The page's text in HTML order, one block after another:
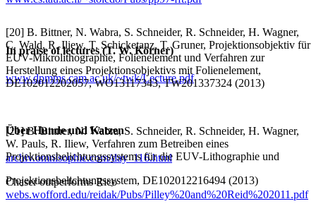
In praise of lectures (T. W. Körner)
www.dpmms.cam.ac.uk/~twk/Lecture.pdf
Über Hunde und Katzen
archiv.omnisophie.com/day_116.html
Chaser outperforms Rico
webs.wofford.edu/reidak/Pubs/Pilley%20and%20Reid%202011.pdf
[20] B. Bittner, N. Wabra, S. Schneider, R. Schneider, H. Wagner,
C. Wald, R. Iliew, T. Schicketanz, T. Gruner, Projektionsobjektiv für
EUV-Mikrolithographie, Folienelement und Verfahren zur
Herstellung eines Projektionsobjektivs mit Folienelement,
DE102012202057, WO13117343, TW201337324 (2013)
[21] B. Bittner, N. Wabra, S. Schneider, R. Schneider, H. Wagner,
W. Pauls, R. Iliew, Verfahren zum Betreiben eines
Projektionsbelichtungssystems für die EUV-Lithographie und
Projektionsbelichtungssystem, DE102012216494 (2013)